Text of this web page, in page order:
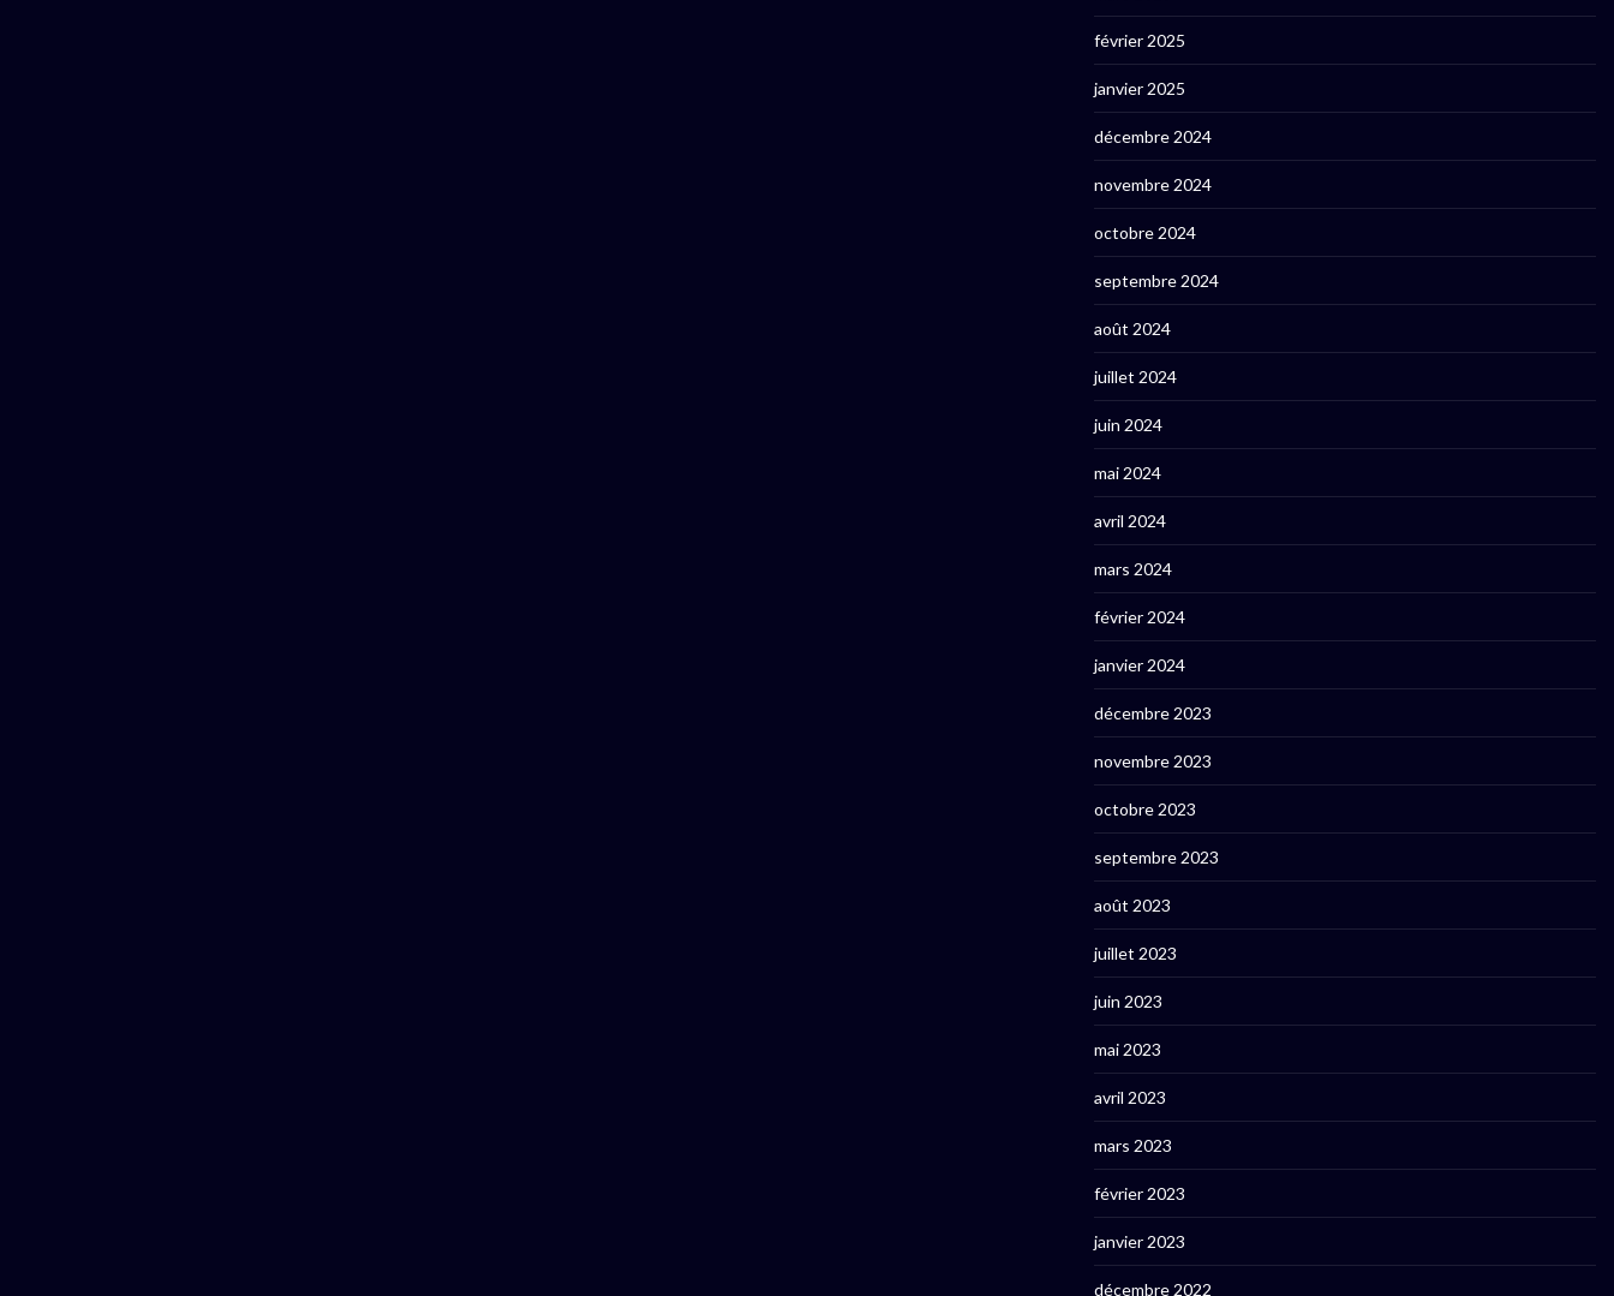
février 2025
janvier 2025
décembre 2024
novembre 2024
octobre 2024
septembre 2024
août 2024
juillet 2024
juin 2024
mai 2024
avril 2024
mars 2024
février 2024
janvier 2024
décembre 2023
novembre 2023
octobre 2023
septembre 2023
août 2023
juillet 2023
juin 2023
mai 2023
avril 2023
mars 2023
février 2023
janvier 2023
décembre 2022